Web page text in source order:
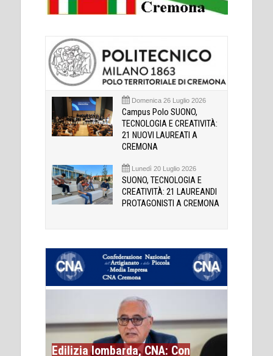
Domenica 26 Luglio 2026
Campus Polo SUONO,
TECNOLOGIA E CREATIVITÀ:
21 NUOVI LAUREATI A
CREMONA
Lunedì 20 Luglio 2026
SUONO, TECNOLOGIA E
CREATIVITÀ: 21 LAUREANDI
PROTAGONISTI A CREMONA
Edilizia lombarda, CNA: Con